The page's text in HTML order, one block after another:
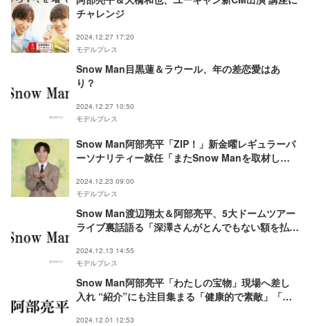
チャレンジ
2024.12.27 17:20
モデルプレス
Snow Man目黒蓮＆ラウール、年の差恋愛はあ
り？
2024.12.27 10:50
モデルプレス
Snow Man阿部亮平「ZIP！」新金曜レギュラーパ
ーソナリティー就任「またSnow Manを取材しに
2024.12.23 09:00
モデルプレス
Snow Man渡辺翔太＆阿部亮平、5大ドームツアー
ライブ裏話語る「深澤さんがとんでもない額を払っ
2024.12.13 14:55
モデルプレス
Snow Man阿部亮平「わたしの宝物」現場へ差し
入れ “紹介”にも注目集まる「健康的で素敵」「粋
2024.12.01 12:53